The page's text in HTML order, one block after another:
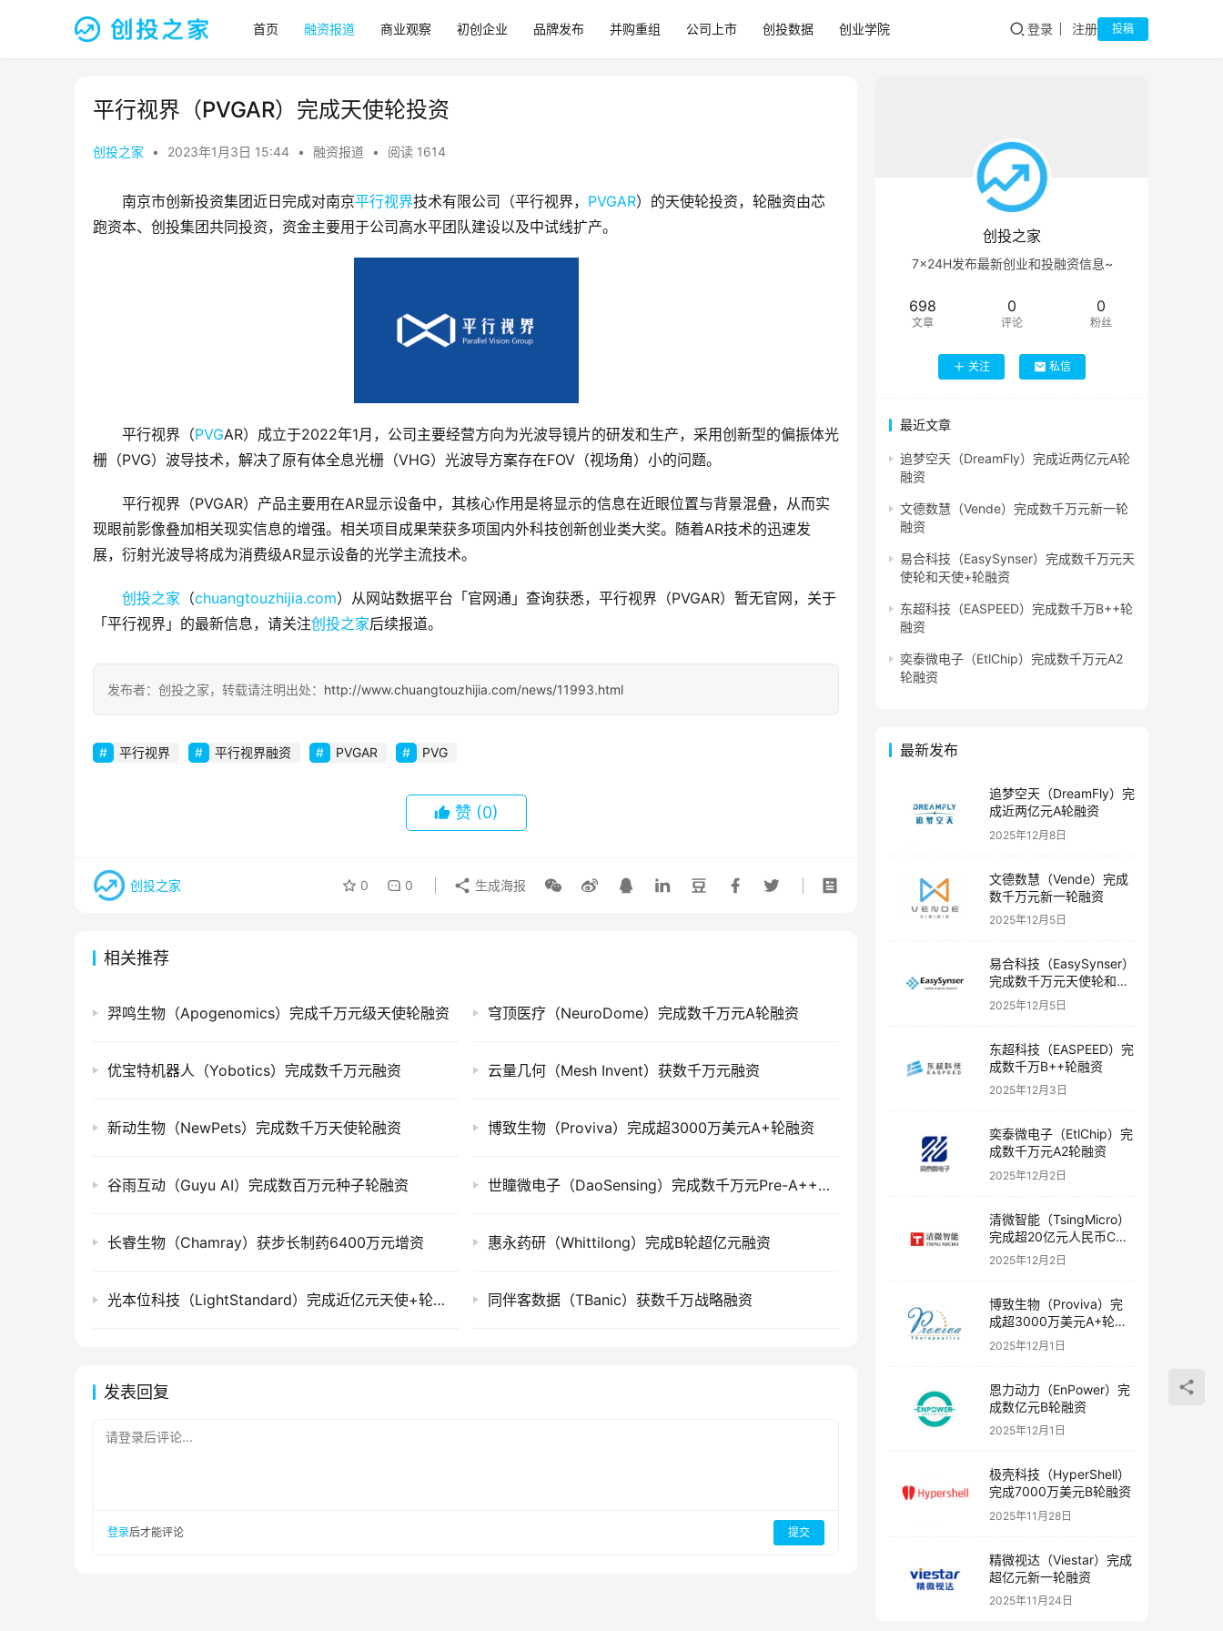
首页 融资报道 商业观察 初创企业 品牌发布 并购重组 公司上市 创投数据 创业学院 登录 注册 投稿
平行视界（PVGAR）完成天使轮投资
创投之家 • 2023年1月3日 15:44 • 融资报道 • 阅读 1614
南京市创新投资集团近日完成对南京平行视界技术有限公司（平行视界， PVGAR）的天使轮投资，轮融资由芯
跑资本、创投集团共同投资，资金主要用于公司高水平团队建设以及中试线扩产。
平行视界（PVGAR）成立于2022年1月，公司主要经营方向为光波导镜片的研发和生产，采用创新型的偏振体光
栅（PVG）波导技术，解决了原有体全息光栅（VHG）光波导方案存在FOV（视场角）小的问题。
平行视界（PVGAR）产品主要用在AR显示设备中，其核心作用是将显示的信息在近眼位置与背景混叠，从而实
现眼前影像叠加相关现实信息的增强。相关项目成果荣获多项国内外科技创新创业类大奖。随着AR技术的迅速发
展，衍射光波导将成为消费级AR显示设备的光学主流技术。
创投之家 （chuangtouzhijia.com）从网站数据平台「官网通」查询获悉，平行视界（PVGAR）暂无官网，关于
「平行视界」的最新信息，请关注创投之家后续报道。
发布者：创投之家，转载请注明出处： http://www.chuangtouzhijia.com/news/11993.html
平行视界 平行视界融资 PVGAR PVG
赞 (0)
创投之家 0 0 生成海报
相关推荐
羿鸣生物（Apogenomics）完成千万元级天使轮融资 穹顶医疗（NeuroDome）完成数千万元A轮融资
优宝特机器人（Yobotics）完成数千万元融资 云量几何（Mesh Invent）获数千万元融资
新动生物（NewPets）完成数千万天使轮融资 博致生物（Proviva）完成超3000万美元A+轮融资
谷雨互动（Guyu AI）完成数百万元种子轮融资 世瞳微电子（DaoSensing）完成数千万元Pre-A++轮融资
长睿生物（Chamray）获步长制药6400万元增资 惠永药研（Whittilong）完成B轮超亿元融资
光本位科技（LightStandard）完成近亿元天使+轮融资 同伴客数据（TBanic）获数千万战略融资
发表回复
请登录后评论...
登录后才能评论 提交
创投之家
7×24H发布最新创业和投融资信息~
698
文章
0
评论
0
粉丝
关注 私信
最近文章
追梦空天（DreamFly）完成近两亿元A轮
融资
文德数慧（Vende）完成数千万元新一轮
融资
易合科技（EasySynser）完成数千万元天
使轮和天使+轮融资
东超科技（EASPEED）完成数千万B++轮
融资
奕泰微电子（EtlChip）完成数千万元A2
轮融资
最新发布
追梦空天（DreamFly）完
成近两亿元A轮融资
2025年12月8日
文德数慧（Vende）完成
数千万元新一轮融资
2025年12月5日
易合科技（EasySynser）
完成数千万元天使轮和天
使+轮融资
2025年12月5日
东超科技（EASPEED）完
成数千万B++轮融资
2025年12月3日
奕泰微电子（EtlChip）完
成数千万元A2轮融资
2025年12月2日
清微智能（TsingMicro）
完成超20亿元人民币C轮
融资
2025年12月2日
博致生物（Proviva）完
成超3000万美元A+轮融
资
2025年12月1日
恩力动力（EnPower）完
成数亿元B轮融资
2025年12月1日
极壳科技（HyperShell）
完成7000万美元B轮融资
2025年11月28日
精微视达（Viestar）完成
超亿元新一轮融资
2025年11月24日